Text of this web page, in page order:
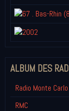
ALBUM DES
Radio Monte
RMC